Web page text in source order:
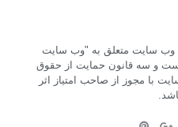
وب سایت متعلق به "وب سایت
و سه قانون حمایت از حقوق
با مجوز از صاحب امتیاز اثر